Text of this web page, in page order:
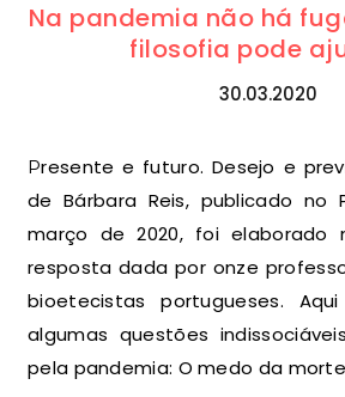
Na pandemia não há
filosofia pode
30.03.2020
Presente e futuro. Desejo e previsões. Este artigo
de Bárbara Reis, publicado no
março de 2020, foi elaborado
resposta dada por onze
bioetecistas portugueses.
algumas questões
pela pandemia: O medo da